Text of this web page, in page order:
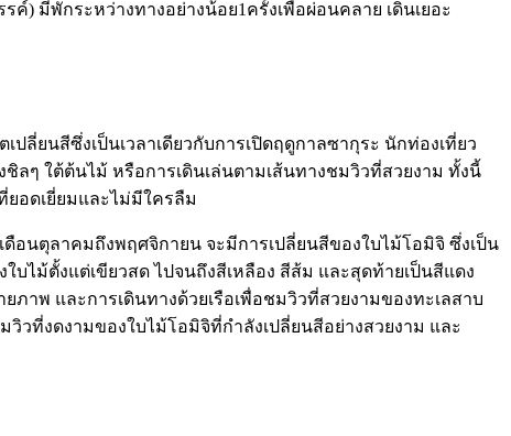
) มีพักระหว่างทางอย่างน้อย1ครั้งเพื่อผ่อนคลาย เดินเยอะ
ยนสีซึ่งเป็นเวลาเดียวกับการเปิดฤดูกาลซากุระ นักท่องเที่ยว
ๆ ใต้ต้นไม้ หรือการเดินเล่นตามเส้นทางชมวิวที่สวยงาม ทั้งนี้
อดเยี่ยมและไม่มีใครลืม
อนตุลาคมถึงพฤศจิกายน จะมีการเปลี่ยนสีของใบไม้โอมิจิ ซึ่งเป็น
ไม้ตั้งแต่เขียวสด ไปจนถึงสีเหลือง สีส้ม และสุดท้ายเป็นสีแดง
าพ และการเดินทางด้วยเรือเพื่อชมวิวที่สวยงามของทะเลสาบ
วที่งดงามของใบไม้โอมิจิที่กำลังเปลี่ยนสีอย่างสวยงาม และ